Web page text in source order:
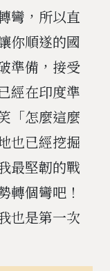
彎，所以直
你順遂的國
準備，接受
經在印度準
「怎麼這麼
也已經挖掘
最堅韌的戰
轉個彎吧！
也是第一次